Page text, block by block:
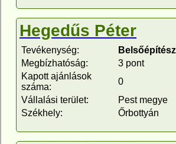
Hegedűs Péter
Tevékenység:
Megbízhatóság:
3 pont
Kapott ajánlások
száma:
0
Vállalási terület:
Pest megye
Székhely:
Őrbottyán